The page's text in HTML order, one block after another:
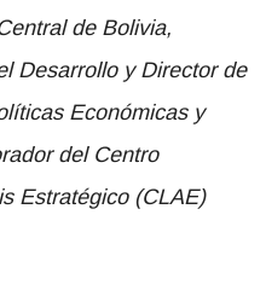
de Bolivia,
Desarrollo y Director de
Económicas y
del Centro
Estratégico (CLAE)